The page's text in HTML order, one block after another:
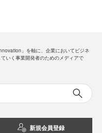
」を軸に、企業においてビジネ
いく事業開発者のためのメディアで
新規会員登録